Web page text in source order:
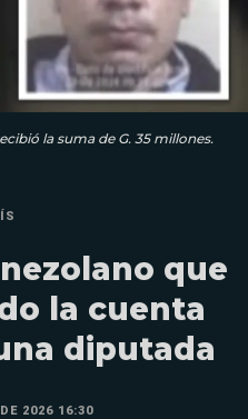
la suma de G. 35 millones.
que
la cuenta
diputada
2026 16:30